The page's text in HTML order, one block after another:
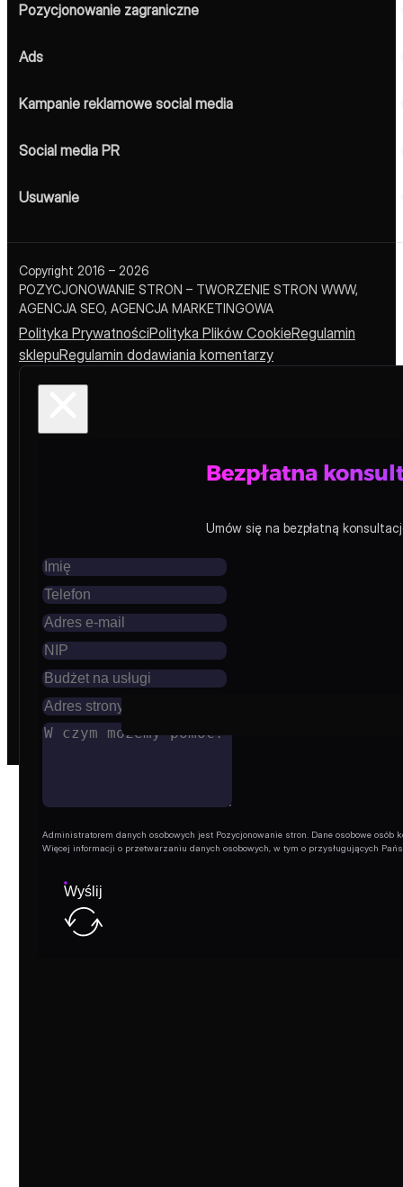
Pozycjonowanie zagraniczne
Ads
Kampanie reklamowe social media
Social media PR
Usuwanie
Copyright 2016 – 2026
POZYCJONOWANIE STRON – TWORZENIE STRON WWW,
AGENCJA SEO, AGENCJA MARKETINGOWA
Polityka PrywatnościPolityka Plików CookieRegulamin
sklepuRegulamin dodawiania komentarzy
Bezpłatna
Umów się na bezpłatną
Administratorem danych osobowych jest Pozycjonowanie stron. Dane osobowe
Więcej informacji o przetwarzaniu danych osobowych, w tym o przysługujących
Wyślij
Miejsce reklamowe – Blog
Premium miejsce reklamowe w sidebarze bloga
kategorii, przez cały okres ekspozycji. Dostępne pakiety:
CZAS REKLAMY
1 miesiąc 6 miesięcy
ilość
Miejsce
reklamowe
- Blog